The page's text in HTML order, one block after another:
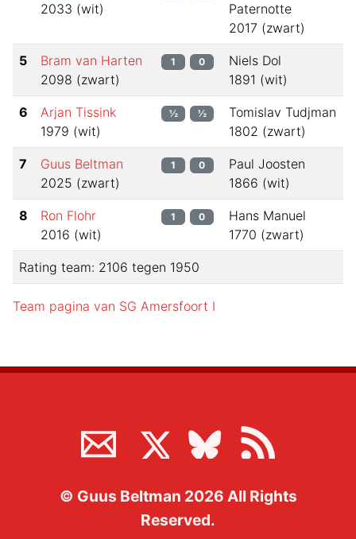
2033 (wit)
Paternotte
2017 (zwart)
5
Bram van Harten
2098 (zwart)
1 0
Niels Dol
1891 (wit)
6
Arjan Tissink
1979 (wit)
½ ½
Tomislav Tudjman
1802 (zwart)
7
Guus Beltman
2025 (zwart)
1 0
Paul Joosten
1866 (wit)
8
Ron Flohr
2016 (wit)
1 0
Hans Manuel
1770 (zwart)
Rating team: 2106 tegen 1950
Team pagina van SG Amersfoort I
© Guus Beltman 2026 All Rights
Reserved.